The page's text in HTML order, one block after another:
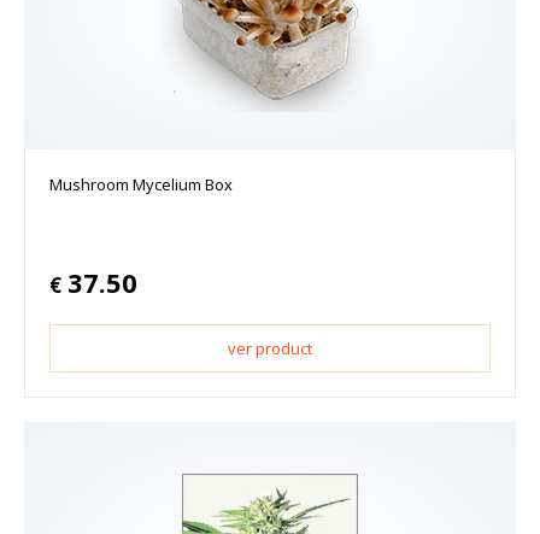
Mushroom Mycelium Box
€ 37.50
ver product